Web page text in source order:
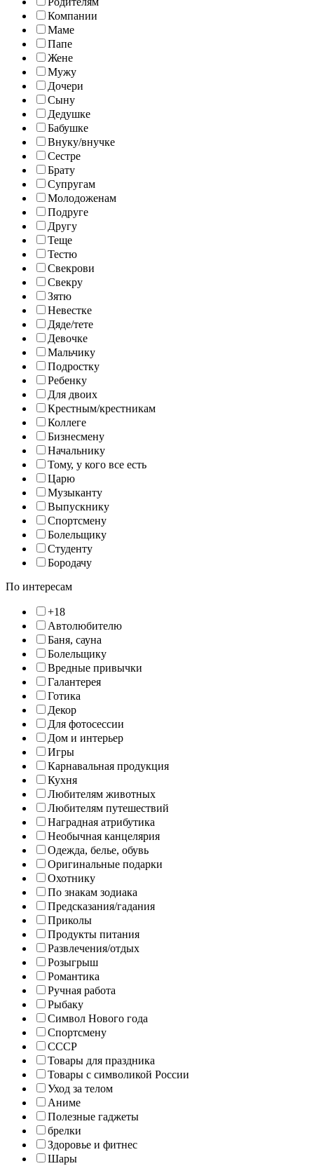
Компании
Маме
Папе
Жене
Мужу
Дочери
Сыну
Дедушке
Бабушке
Внуку/внучке
Сестре
Брату
Супругам
Молодоженам
Подруге
Другу
Теще
Тестю
Свекрови
Свекру
Зятю
Невестке
Дяде/тете
Девочке
Мальчику
Подростку
Ребенку
Для двоих
Крестным/крестникам
Коллеге
Бизнесмену
Начальнику
Тому, у кого все есть
Царю
Музыканту
Выпускнику
Спортсмену
Болельщику
Студенту
Бородачу
По интересам
+18
Автолюбителю
Баня, сауна
Болельщику
Вредные привычки
Галантерея
Готика
Декор
Для фотосессии
Дом и интерьер
Игры
Карнавальная продукция
Кухня
Любителям животных
Любителям путешествий
Наградная атрибутика
Необычная канцелярия
Одежда, белье, обувь
Оригинальные подарки
Охотнику
По знакам зодиака
Предсказания/гадания
Приколы
Продукты питания
Развлечения/отдых
Розыгрыш
Романтика
Ручная работа
Рыбаку
Символ Нового года
Спортсмену
СССР
Товары для праздника
Товары с символикой России
Уход за телом
Аниме
Полезные гаджеты
брелки
Здоровье и фитнес
Шары